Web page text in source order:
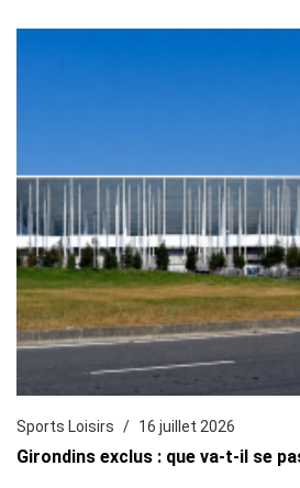
Sports Loisirs 16 juillet 2026
Girondins exclus : que va-t-il se